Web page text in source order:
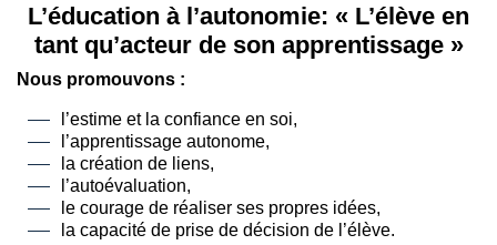
L’éducation à l’autonomie: « L’élève en
tant qu’acteur de son apprentissage »
Nous promouvons :
l’estime et la confiance en soi,
l’apprentissage autonome,
la création de liens,
l’autoévaluation,
le courage de réaliser ses propres idées,
la capacité de prise de décision de l’élève.